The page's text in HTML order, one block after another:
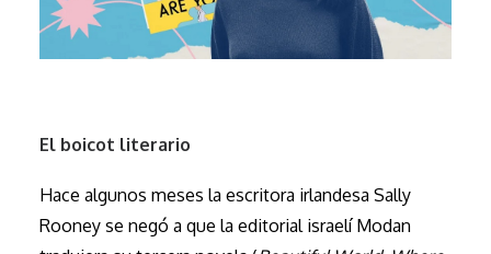
El boicot literario
Hace algunos meses la escritora irlandesa Sally
Rooney se negó a que la editorial israelí Modan